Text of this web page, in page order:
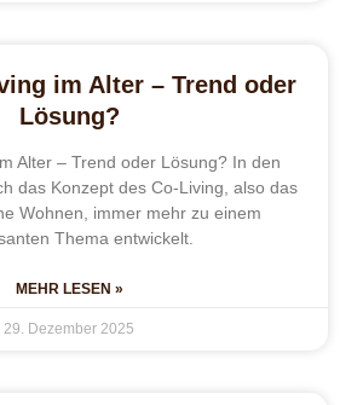
im Alter – Trend oder
Lösung?
Alter – Trend oder Lösung? In den
das Konzept des Co-Living, also das
Wohnen, immer mehr zu einem
Thema entwickelt.
MEHR LESEN »
29. Dezember 2025